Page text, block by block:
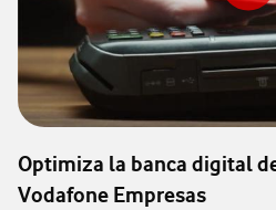
Optimiza la banca digital
Vodafone Empresas